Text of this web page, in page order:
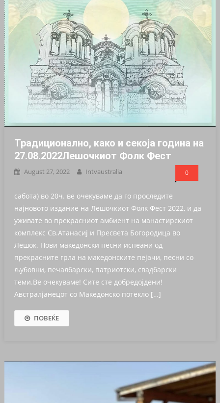
Традиционално, како и секоја година на
27.08.2022Лешочкиот Фолк Фест
August 27, 2022 Intvaustralia 0
сабота) во 20ч. ве очекуваме да го проследите
најновото издание на Лешочкиот Фолк Фест 2022, и да
уживате во прекрасниот амбиент на манастирскиот
комплекс Св.Атанасиј и Пресвета Богородица во
Лешок. Нови македонски песни испеани од
прекрасните грла на македонските пејачи, песни со
љубовни, печалбарски, патриотски, свадбарски
теми.Ве очекуваме! Сите сте добредојдени!
Австралјанецот со Македонско потекло […]
ПОВЕЌЕ